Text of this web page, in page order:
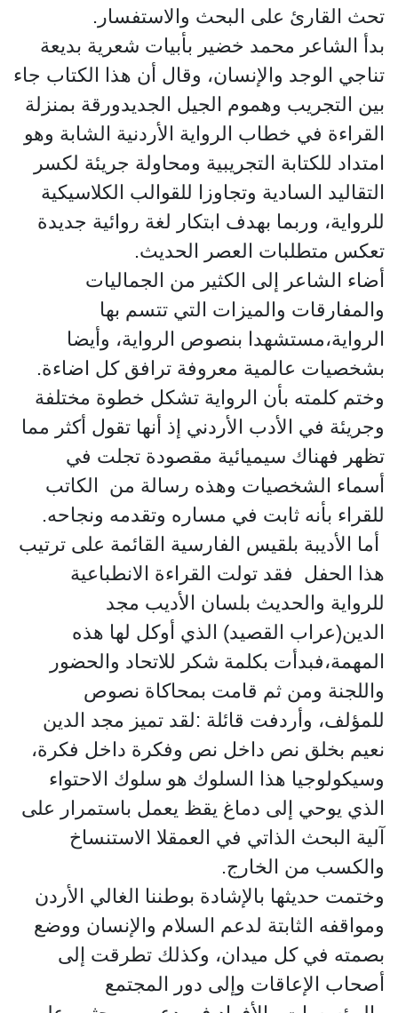
تحث القارئ على البحث والاستفسار.
بدأ الشاعر محمد خضير بأبيات شعرية بديعة
تناجي الوجد والإنسان، وقال أن هذا الكتاب جاء
بين التجريب وهموم الجيل الجديدورقة بمنزلة
القراءة في خطاب الرواية الأردنية الشابة وهو
امتداد للكتابة التجريبية ومحاولة جريئة لكسر
التقاليد السادية وتجاوزا للقوالب الكلاسيكية
للرواية، وربما بهدف ابتكار لغة روائية جديدة
تعكس متطلبات العصر الحديث.
أضاء الشاعر إلى الكثير من الجماليات
والمفارقات والميزات التي تتسم بها
الرواية،مستشهدا بنصوص الرواية، وأيضا
بشخصيات عالمية معروفة ترافق كل اضاءة.
وختم كلمته بأن الرواية تشكل خطوة مختلفة
وجريئة في الأدب الأردني إذ أنها تقول أكثر مما
تظهر فهناك سيميائية مقصودة تجلت في
أسماء الشخصيات وهذه رسالة من الكاتب
للقراء بأنه ثابت في مساره وتقدمه ونجاحه.
أما الأديبة بلقيس الفارسية القائمة على ترتيب
هذا الحفل فقد تولت القراءة الانطباعية
للرواية والحديث بلسان الأديب مجد
الدين(عراب القصيد) الذي أوكل لها هذه
المهمة،فبدأت بكلمة شكر للاتحاد والحضور
واللجنة ومن ثم قامت بمحاكاة نصوص
للمؤلف، وأردفت قائلة :لقد تميز مجد الدين
نعيم بخلق نص داخل نص وفكرة داخل فكرة،
وسيكولوجيا هذا السلوك هو سلوك الاحتواء
الذي يوحي إلى دماغ يقظ يعمل باستمرار على
آلية البحث الذاتي في العمقلا الاستنساخ
والكسب من الخارج.
وختمت حديثها بالإشادة بوطننا الغالي الأردن
ومواقفه الثابتة لدعم السلام والإنسان ووضع
بصمته في كل ميدان، وكذلك تطرقت إلى
أصحاب الإعاقات وإلى دور المجتمع